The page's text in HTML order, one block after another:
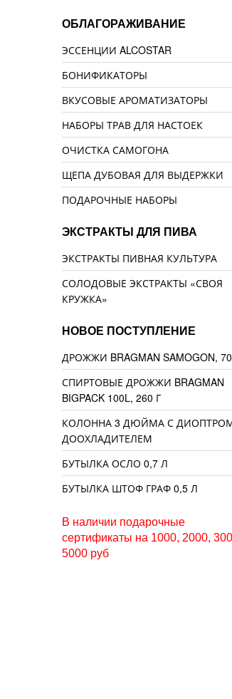
ОБЛАГОРАЖИВАНИЕ
ЭССЕНЦИИ ALCOSTAR
БОНИФИКАТОРЫ
ВКУСОВЫЕ АРОМАТИЗАТОРЫ
НАБОРЫ ТРАВ ДЛЯ НАСТОЕК
ОЧИСТКА САМОГОНА
ЩЕПА ДУБОВАЯ ДЛЯ ВЫДЕРЖКИ
ПОДАРОЧНЫЕ НАБОРЫ
ЭКСТРАКТЫ ДЛЯ ПИВА
ЭКСТРАКТЫ ПИВНАЯ КУЛЬТУРА
СОЛОДОВЫЕ ЭКСТРАКТЫ «СВОЯ
КРУЖКА»
НОВОЕ ПОСТУПЛЕНИЕ
ДРОЖЖИ BRAGMAN SAMOGON,
СПИРТОВЫЕ ДРОЖЖИ BRAGMAN
BIGPACK 100L, 260 Г
КОЛОННА 3 ДЮЙМА С
ДООХЛАДИТЕЛЕМ
БУТЫЛКА ОСЛО 0,7 Л
БУТЫЛКА ШТОФ ГРАФ 0,5 Л
В наличии подарочные
сертификаты на 1000, 2000,
5000 руб